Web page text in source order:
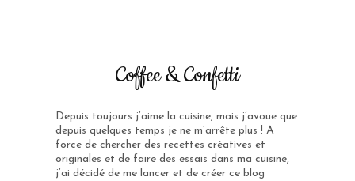
Coffee & Confetti
Depuis toujours j’aime la cuisine, mais j’avoue que
depuis quelques temps je ne m’arrête plus ! A
force de chercher des recettes créatives et
originales et de faire des essais dans ma cuisine,
j’ai décidé de me lancer et de créer ce blog